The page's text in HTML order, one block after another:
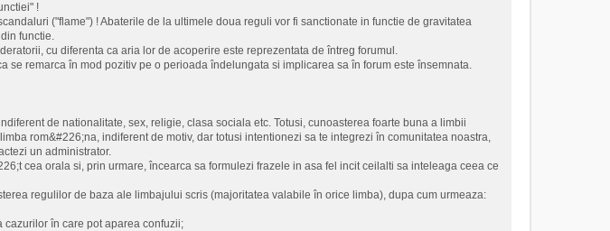
!
("flame") ! Abaterile de la ultimele doua reguli vor fi sanctionate in functie de gravitatea
functie.
cu diferenta ca aria lor de acoperire este reprezentata de întreg forumul.
se remarca în mod pozitiv pe o perioada îndelungata si implicarea sa în forum este însemnata.
de nationalitate, sex, religie, clasa sociala etc. Totusi, cunoasterea foarte buna a limbii
rom&#226;na, indiferent de motiv, dar totusi intentionezi sa te integrezi în comunitatea noastra,
un administrator.
cea orala si, prin urmare, încearca sa formulezi frazele in asa fel incit ceilalti sa inteleaga ceea ce
regulilor de baza ale limbajului scris (majoritatea valabile în orice limba), dupa cum urmeaza:
cazurilor în care pot aparea confuzii;